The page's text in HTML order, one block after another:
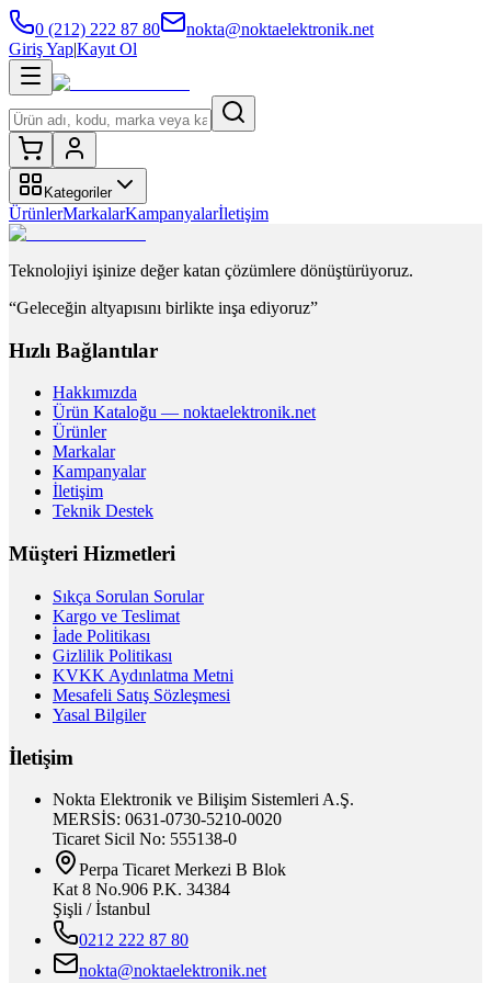
0 (212) 222 87 80
nokta@noktaelektronik.net
Giriş Yap|Kayıt Ol
Kategoriler
ÜrünlerMarkalarKampanyalarİletişim
Teknolojiyi işinize değer katan çözümlere dönüştürüyoruz.
“Geleceğin altyapısını birlikte inşa ediyoruz”
Hızlı Bağlantılar
Hakkımızda
Ürün Kataloğu — noktaelektronik.net
Ürünler
Markalar
Kampanyalar
İletişim
Teknik Destek
Müşteri Hizmetleri
Sıkça Sorulan Sorular
Kargo ve Teslimat
İade Politikası
Gizlilik Politikası
KVKK Aydınlatma Metni
Mesafeli Satış Sözleşmesi
Yasal Bilgiler
İletişim
Nokta Elektronik ve Bilişim Sistemleri A.Ş.
MERSİS: 0631-0730-5210-0020
Ticaret Sicil No: 555138-0
Perpa Ticaret Merkezi B Blok
Kat 8 No.906 P.K. 34384
Şişli / İstanbul
0212 222 87 80
nokta@noktaelektronik.net